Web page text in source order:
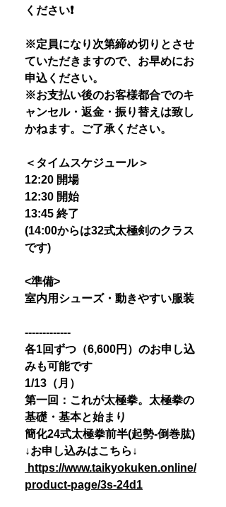
ください❗️
※定員になり次第締め切りとさせ
ていただきますので、お早めにお
申込ください。
※お支払い後のお客様都合でのキ
ャンセル・返金・振り替えは致し
かねます。ご了承ください。
＜タイムスケジュール＞
12:20 開場
12:30 開始
13:45 終了
(14:00からは32式太極剣のクラス
です)
<準備>
室内用シューズ・動きやすい服装
-------------
各1回ずつ（6,600円）のお申し込
みも可能です
1/13（月）
第一回：これが太極拳。太極拳の
基礎・基本と始まり
簡化24式太極拳前半(起勢-倒巻肱)
↓お申し込みはこちら↓
https://www.taikyokuken.online/
product-page/3s-24d1